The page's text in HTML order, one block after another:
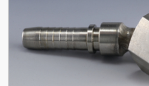
3D model